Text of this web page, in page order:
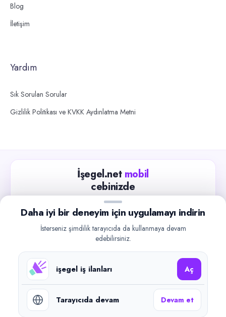
Blog
İletişim
Yardım
Sık Sorulan Sorular
Gizlilik Politikası ve KVKK Aydınlatma Metni
İşegel.net mobil
cebinizde
Güncel iş ilanlarını takip edin, işverenlerle hızlıca
iletişime geçin.
Google Play
©2026işegel.net. Tüm hakları saklıdır.
Daha iyi bir deneyim için uygulamayı indirin
İsterseniz şimdilik tarayıcıda da kullanmaya devam
edebilirsiniz.
işegel iş ilanları Aç
Tarayıcıda devam Devam et